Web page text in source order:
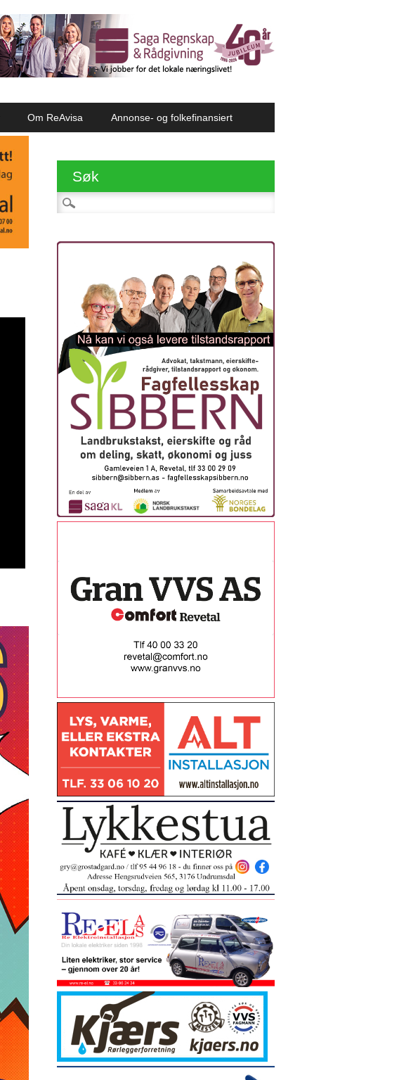
Om ReAvisa Annonse- og folkefinansiert
Søk
Søk etter: